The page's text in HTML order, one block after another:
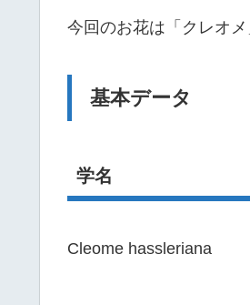
今回のお花は「クレオメ
基本データ
学名
Cleome hassleriana